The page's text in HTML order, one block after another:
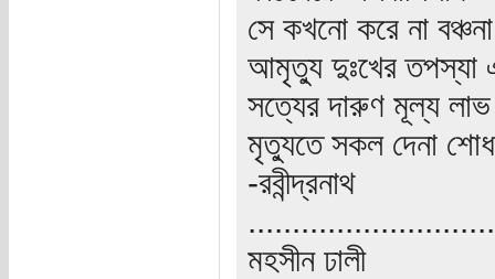
সে কখনো করে না বঞ্চনা
আমৃত্যু দুঃখের তপস্যা
সত্যের দারুণ মূল্য লাভ
মৃত্যুতে সকল দেনা
-রবীন্দ্রনাথ
মহসীন ঢালী